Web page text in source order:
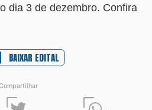
dia 3 de dezembro. Confira
BAIXAR EDITAL